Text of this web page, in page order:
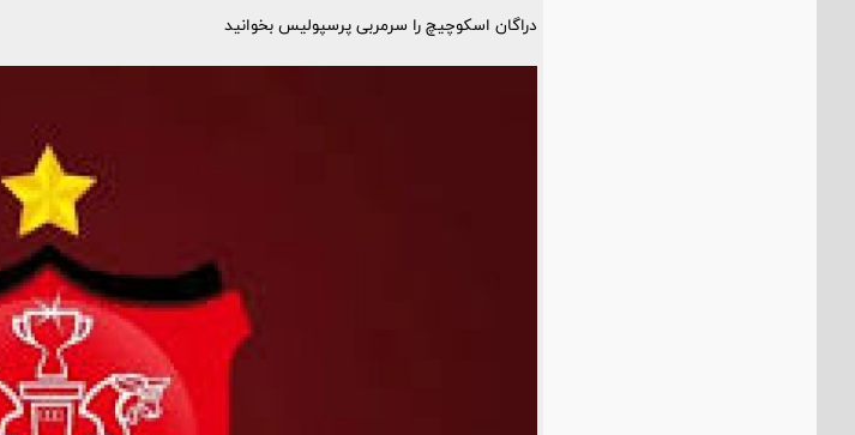
دراگان اسکوچیچ را سرمربی پرسپولیس بخوانید